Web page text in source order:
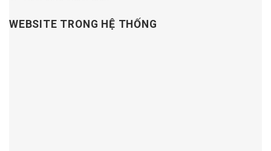
WEBSITE TRONG HỆ THỐNG